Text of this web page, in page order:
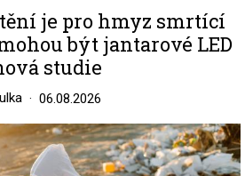
je pro hmyz smrtící
být jantarové LED
studie
06.08.2026